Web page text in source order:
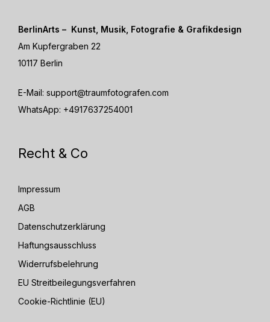
BerlinArts – Kunst, Musik, Fotografie & Grafikdesign
Am Kupfergraben 22
10117 Berlin
E-Mail: support@traumfotografen.com
WhatsApp: +4917637254001
Recht & Co
Impressum
AGB
Datenschutzerklärung
Haftungsausschluss
Widerrufsbelehrung
EU Streitbeilegungsverfahren
Cookie-Richtlinie (EU)